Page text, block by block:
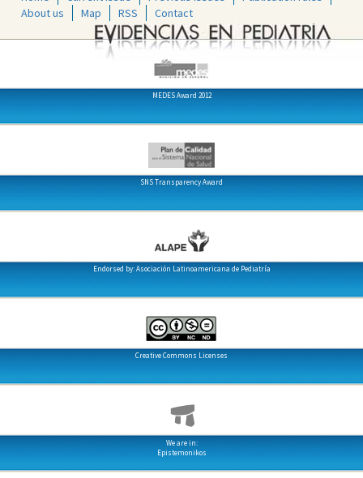
About us
Map RSS Contact
MEDES Award 2012
SNS Transparency Award
Endorsed by: Asociación Latinoamericana de Pediatría
Creative Commons Licenses
We are in:
Epistemonikos